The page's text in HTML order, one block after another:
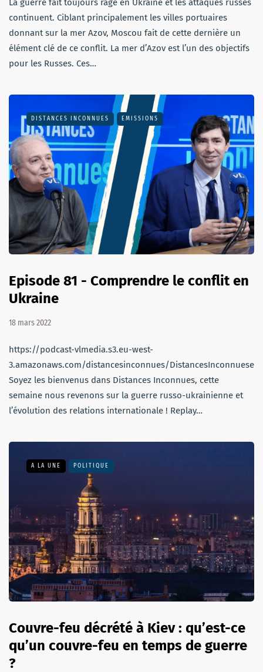
La guerre fait toujours rage en Ukraine et les attaques russes
continuent. Ciblant principalement les villes portuaires
donnant sur la mer Azov, Moscou fait de cette dernière un
élément clé de ce conflit. La mer d’Azov est l’un des objectifs
pour les Russes. Ces…
DISTANCES INCONNUES EMISSIONS
Episode 81 - Comprendre le conflit en
Ukraine
18 mars 2022
https://podcast-vlmedia.s3.eu-west-
3.amazonaws.com/distancesinconnues/
Soyez les bienvenus dans Distances Inconnues, cette
semaine nous revenons sur la guerre russo-ukrainienne et
l’évolution des relations internationale ! Replay…
A LA UNE POLITIQUE
Couvre-feu décrété à Kiev : qu’est-ce
qu’un couvre-feu en temps de guerre
?